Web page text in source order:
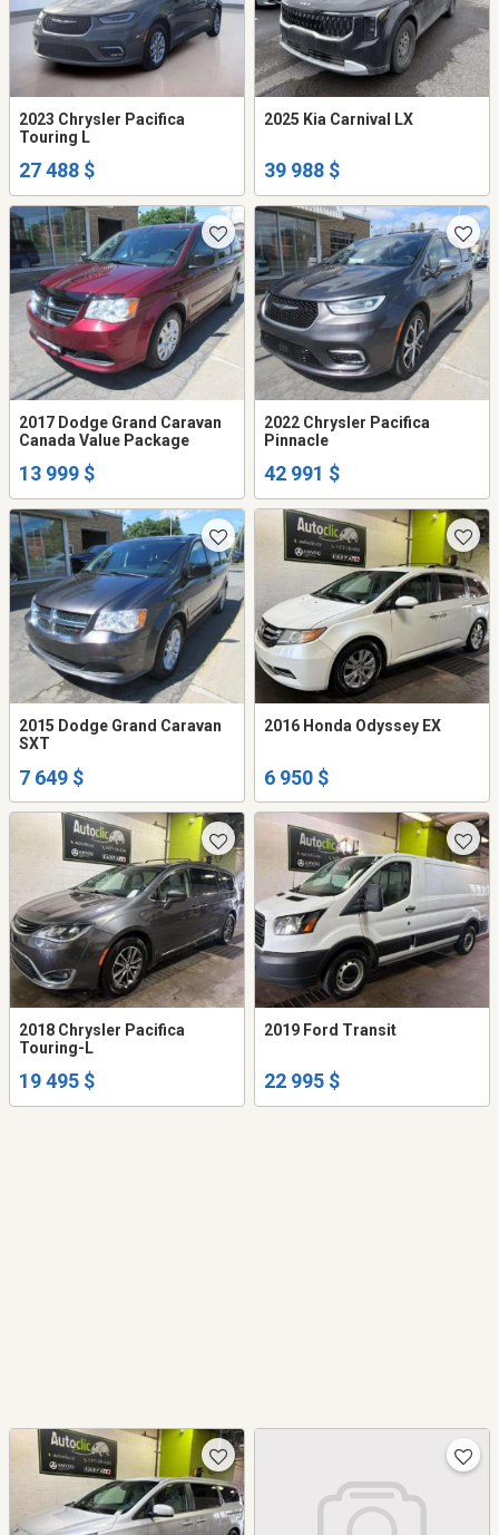
2023 Chrysler Pacifica
Touring L
27 488 $
2025 Kia Carnival LX
39 988 $
2017 Dodge Grand Caravan
Canada Value Package
13 999 $
2022 Chrysler Pacifica
Pinnacle
42 991 $
2015 Dodge Grand Caravan
SXT
7 649 $
2016 Honda Odyssey EX
6 950 $
2018 Chrysler Pacifica
Touring-L
19 495 $
2019 Ford Transit
22 995 $